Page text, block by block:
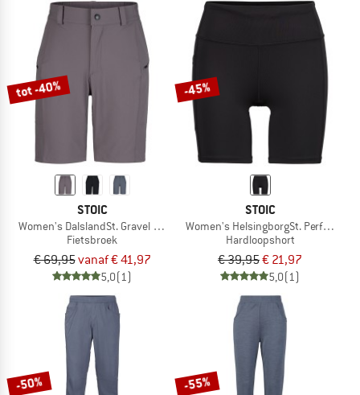
tot -40%
STOIC
Women's DalslandSt. Gravel Shorts
Fietsbroek
€ 69,95vanaf € 41,97
5,0(1)
-45%
STOIC
Women's HelsingborgSt.
Hardloopshort
€ 39,95€ 21,97
5,0(1)
-50% -55%